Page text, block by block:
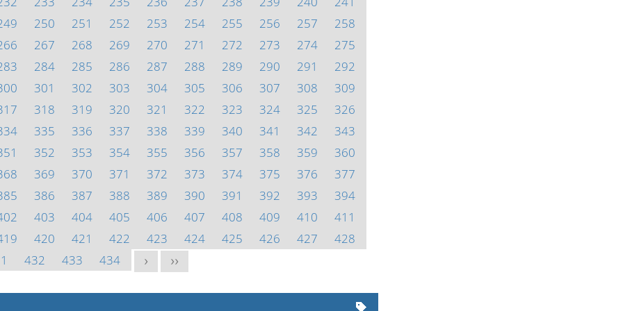
250 251 252 253 254 255 256 257
258
267 268 269 270 271 272 273 274
275
284 285 286 287 288 289 290 291
292
301 302 303 304 305 306 307 308
309
318 319 320 321 322 323 324 325
326
335 336 337 338 339 340 341 342
343
352 353 354 355 356 357 358 359
360
369 370 371 372 373 374 375 376
377
386 387 388 389 390 391 392 393
394
403 404 405 406 407 408 409 410
411
420 421 422 423 424 425 426 427
428
432 433 434 > >>